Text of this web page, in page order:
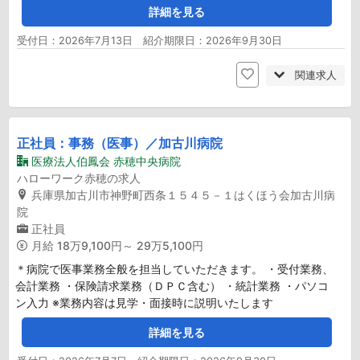
詳細を見る
受付日：2026年7月13日 紹介期限日：2026年9月30日
関連求人
正社員：事務（医事）／加古川病院
医療法人伯鳳会 赤穂中央病院
ハローワーク赤穂の求人
兵庫県加古川市神野町西条１５４５－１はくほう会加古川病
院
正社員
月給 18万9,100円～ 29万5,100円
＊病院で医事業務全般を担当していただきます。 ・受付業務、
会計業務 ・保険請求業務（ＤＰＣ含む） ・統計業務 ・パソコ
ン入力 ※業務内容は見学・面接時に説明いたします
詳細を見る